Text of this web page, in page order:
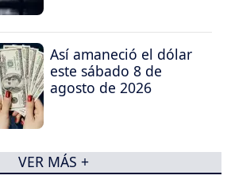
Así amaneció el dólar
este sábado 8 de
agosto de 2026
VER MÁS +